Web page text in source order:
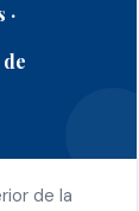
·
de la